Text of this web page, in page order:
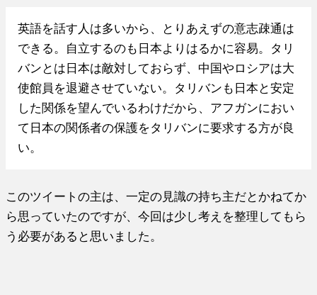
英語を話す人は多いから、とりあえずの意志疎通は
できる。自立するのも日本よりはるかに容易。タリ
バンとは日本は敵対しておらず、中国やロシアは大
使館員を退避させていない。タリバンも日本と安定
した関係を望んでいるわけだから、アフガンにおい
て日本の関係者の保護をタリバンに要求する方が良
い。
このツイートの主は、一定の見識の持ち主だとかねてか
ら思っていたのですが、今回は少し考えを整理してもら
う必要があると思いました。